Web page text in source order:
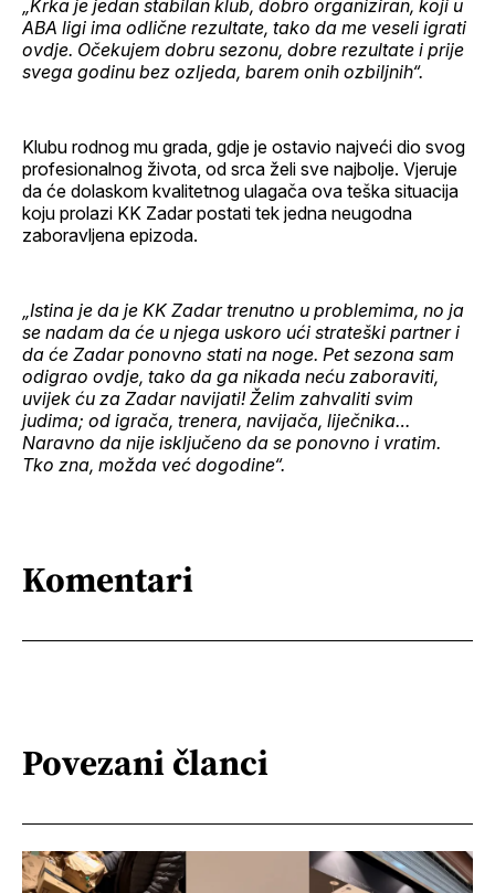
„Krka je jedan stabilan klub, dobro organiziran, koji u
ABA ligi ima odlične rezultate, tako da me veseli igrati
ovdje. Očekujem dobru sezonu, dobre rezultate i prije
svega godinu bez ozljeda, barem onih ozbiljnih“.
Klubu rodnog mu grada, gdje je ostavio najveći dio svog
profesionalnog života, od srca želi sve najbolje. Vjeruje
da će dolaskom kvalitetnog ulagača ova teška situacija
koju prolazi KK Zadar postati tek jedna neugodna
zaboravljena epizoda.
„Istina je da je KK Zadar trenutno u problemima, no ja
se nadam da će u njega uskoro ući strateški partner i
da će Zadar ponovno stati na noge. Pet sezona sam
odigrao ovdje, tako da ga nikada neću zaboraviti,
uvijek ću za Zadar navijati! Želim zahvaliti svim
judima; od igrača, trenera, navijača, liječnika…
Naravno da nije isključeno da se ponovno i vratim.
Tko zna, možda već dogodine“.
Komentari
Povezani članci